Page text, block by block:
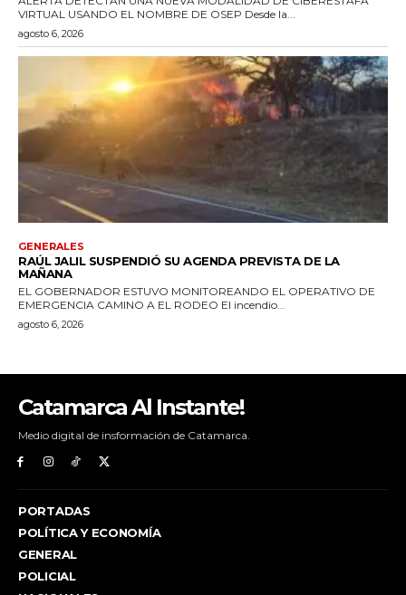
Catamarca Al Instante!
Medio digital de insformación de Catamarca.
PORTADAS
POLÍTICA Y ECONOMÍA
GENERAL
POLICIAL